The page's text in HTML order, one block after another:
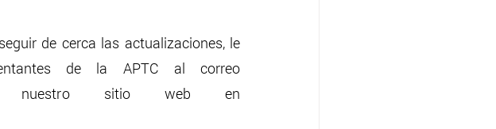
de cerca las actualizaciones, le
de la APTC al correo
nuestro sitio web en